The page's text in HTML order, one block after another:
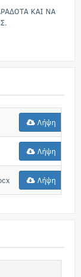
ΚΑΙ ΝΑ
Λήψη
Λήψη
Λήψη